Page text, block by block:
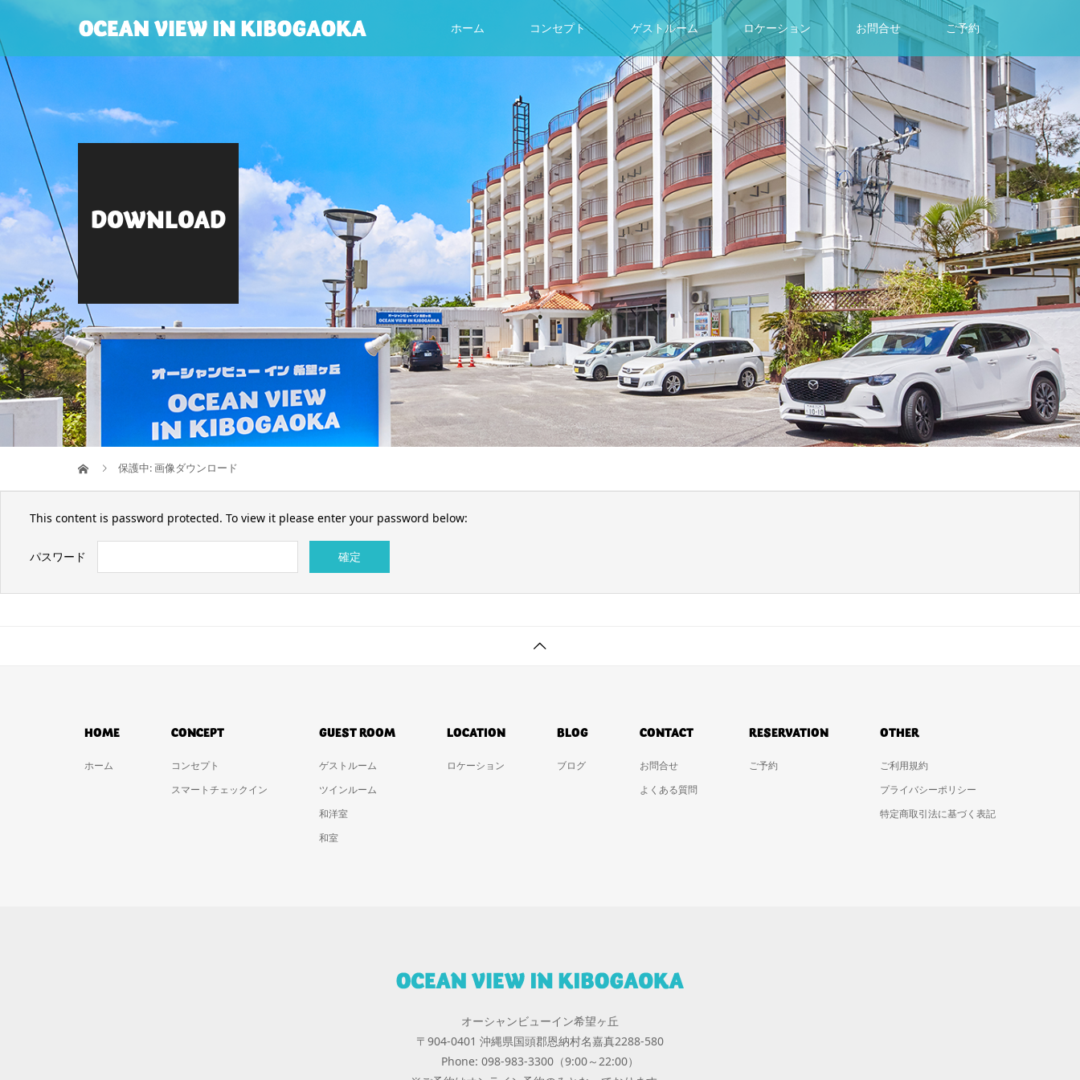
ホーム コンセプト ゲストルーム ロケーション お問合せ ご予約
DOWNLOAD
保護中: 画像ダウンロード
This content is password protected. To view it please enter your password below:
パスワード
HOME
ホーム
CONCEPT
コンセプト
スマートチェックイン
GUEST ROOM
ゲストルーム
ツインルーム
和洋室
和室
LOCATION
ロケーション
BLOG
ブログ
CONTACT
お問合せ
よくある質問
RESERVATION
ご予約
OTHER
ご利用規約
プライバシーポリシー
特定商取引法に基づく表記
オーシャンビューイン希望ヶ丘
〒904-0401 沖縄県国頭郡恩納村名嘉真2288-580
Phone: 098-983-3300（9:00～22:00）